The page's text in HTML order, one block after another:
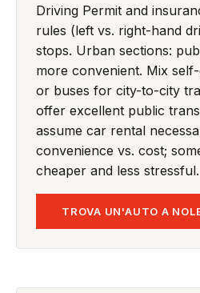
Driving Permit and
rules (left vs. right-hand
stops. Urban sections:
more convenient. Mix
or buses for city-to-city
offer excellent public
assume car rental
convenience vs. cost;
cheaper and less stressful.
TROVA UN'AUTO A